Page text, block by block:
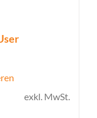
exkl. MwSt.